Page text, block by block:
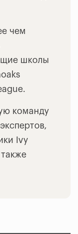
чем
школы
команду
Ivy